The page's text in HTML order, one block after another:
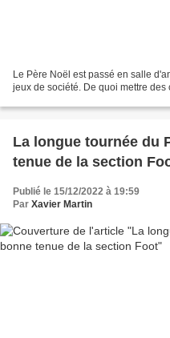
Le Père Noël est passé en salle
jeux de société. De quoi mettre
La longue tournée du
tenue de la section
Publié le 15/12/2022 à 19:59
Par Xavier Martin